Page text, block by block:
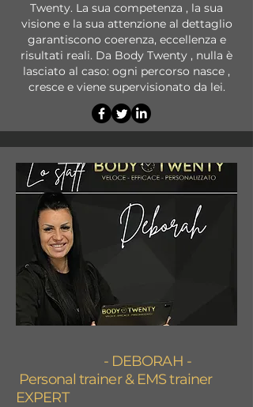
Twenty. La sua competenza , la sua
visione e la sua attenzione al dettaglio
garantiscono coerenza, eccellenza e
risultati reali. Da Body Twenty , nulla è
lasciato al caso: ogni percorso nasce ,
cresce e viene supervisionato da lei.
- DEBORAH -
Personal trainer& EMS trainer
EXPERT